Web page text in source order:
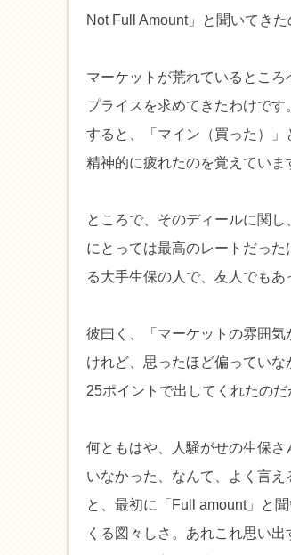
Not Full Amount」と聞いてきた
マーケットが荒れているとこ
プライスを求めてきたわけで
すると、「マイン（買った）」
精神的に疲れたのを覚えていま
ところで、そのディールに関
にとっては最高のレートだっ
る大手生保の人で、友人でも
彼曰く、「マーケットの雰囲
けれど、思ったほど偏ってい
25ポイントで出してくれたのだ
何ともはや、人騒がせの生保
いなかった、なんて、よく言
と、最初に「Full amount」と
くる図々しさ。あれこれ思い